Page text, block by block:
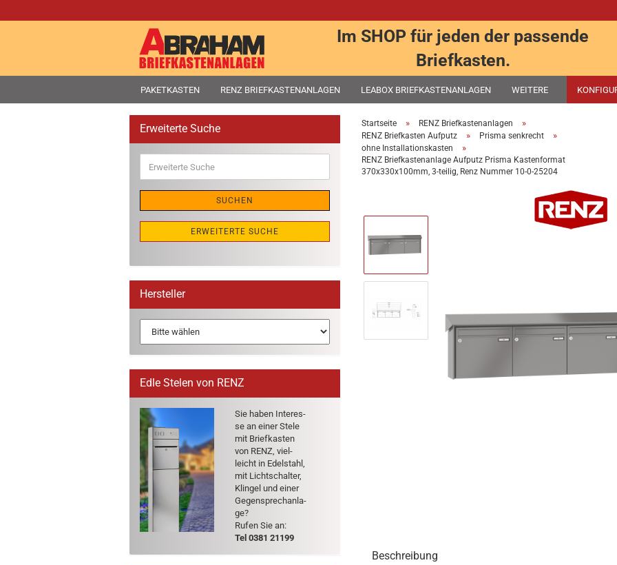
Im SHOP für jeden der passende
Briefkasten.
PAKETKASTEN RENZ BRIEFKASTENANLAGEN LEABOX BRIEFKASTENANLAGEN WEITERE
Startseite » RENZ Briefkastenanlagen »
RENZ Briefkasten Aufputz » Prisma senkrecht »
ohne Installationskasten »
RENZ Briefkastenanlage Aufputz Prisma Kastenformat
370x330x100mm, 3-teilig, Renz Nummer 10-0-25204
Beschreibung
Erweiterte Suche
Suche
SUCHEN
ERWEITERTE SUCHE
Hersteller
Edle Stelen von RENZ
Sie haben In­ter­es­
se an einer Stele
mit Brief­kas­ten
von RENZ, viel­
leicht in Edel­stahl,
mit Licht­schal­ter,
Klin­gel und einer
Ge­gen­sprech­an­la­
ge?
Rufen Sie an:
Tel 0381 21199